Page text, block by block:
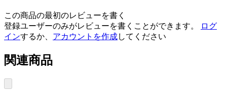
この商品の最初のレビューを書く
登録ユーザーのみがレビューを書くことができます。
ログ
インするか、 アカウントを作成してください
関連商品